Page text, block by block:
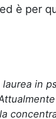
è per
in